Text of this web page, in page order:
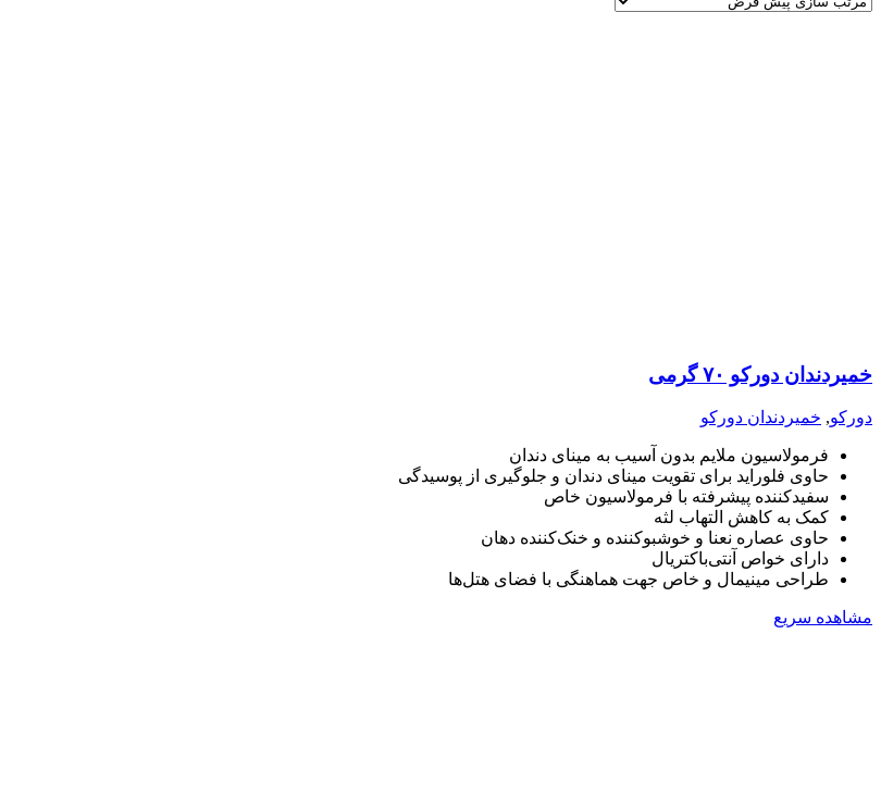
خمیردندان دورکو ۷۰ گرمی
دورکو, خمیردندان دورکو
فرمولاسیون ملایم بدون آسیب به مینای دندان
حاوی فلوراید برای تقویت مینای دندان و جلوگیری از پوسیدگی
سفیدکننده پیشرفته با فرمولاسیون خاص
کمک به کاهش التهاب لثه
حاوی عصاره نعنا و خوشبوکننده و خنک‌کننده دهان
دارای خواص آنتی‌باکتریال
طراحی مینیمال و خاص جهت هماهنگی با فضای هتل‌ها
مشاهده سریع